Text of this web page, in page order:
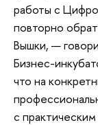
работы с
повторно
Вышки, —
Бизнес-
что на
с